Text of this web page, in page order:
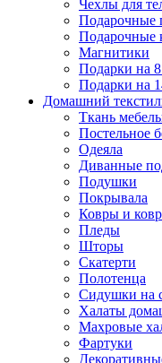
Чехлы для
Подарочные
Подарочные
Магнитики
Подарки на 8
Подарки на
Домашний
Ткань
Постельное
Одеяла
Диванные
Подушки
Покрывала
Ковры и
Пледы
Шторы
Скатерти
Полотенца
Сидушки на
Халаты
Махровые
Фартуки